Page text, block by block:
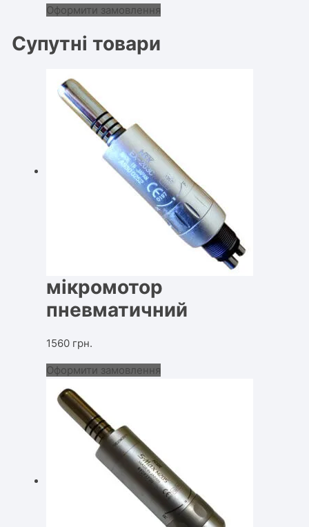
Оформити замовлення
Супутні товари
мікромотор
пневматичний
1560 грн.
Оформити замовлення